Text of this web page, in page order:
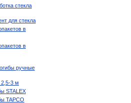
стекла
для стекла
в
в
ручные
2,5-3 м
STALEX
TAPCO